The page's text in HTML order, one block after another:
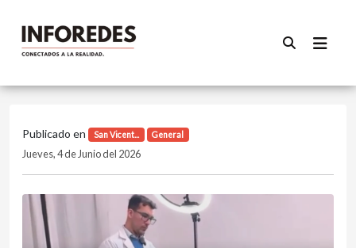
Publicado en San Vicent... General
Jueves, 4 de Junio del 2026